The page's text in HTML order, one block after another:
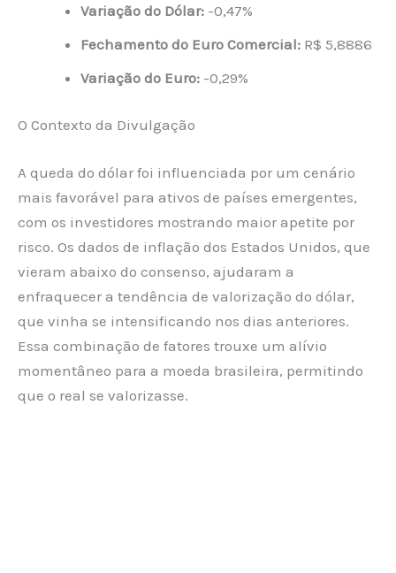
Variação do Dólar: -0,47%
Fechamento do Euro Comercial: R$ 5,8886
Variação do Euro: -0,29%
O Contexto da Divulgação
A queda do dólar foi influenciada por um cenário
mais favorável para ativos de países emergentes,
com os investidores mostrando maior apetite por
risco. Os dados de inflação dos Estados Unidos, que
vieram abaixo do consenso, ajudaram a
enfraquecer a tendência de valorização do dólar,
que vinha se intensificando nos dias anteriores.
Essa combinação de fatores trouxe um alívio
momentâneo para a moeda brasileira, permitindo
que o real se valorizasse.